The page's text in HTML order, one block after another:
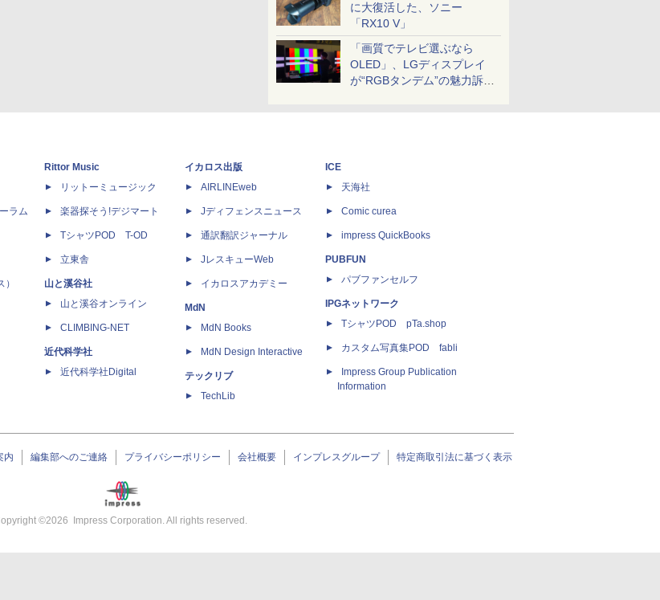
に大復活した、ソニー
「RX10 V」
「画質でテレビ選ぶなら
OLED」、LGディスプレイ
が“RGBタンデム”の魅力訴
ラム
Rittor Music
リットーミュージック
楽器探そう!デジマート
TシャツPOD T-OD
立東舎
山と溪谷社
山と溪谷オンライン
CLIMBING-NET
近代科学社
近代科学社Digital
イカロス出版
AIRLINEweb
Jディフェンスニュース
通訳翻訳ジャーナル
JレスキューWeb
イカロスアカデミー
MdN
MdN Books
MdN Design Interactive
テックリブ
TechLib
ICE
天海社
Comic curea
impress QuickBooks
PUBFUN
パブファンセルフ
IPGネットワーク
TシャツPOD pTa.shop
カスタム写真集POD fabli
Impress Group Publication
Information
内 編集部へのご連絡 プライバシーポリシー 会社概要 インプレスグループ 特定商取引法に基づく表示
©2026 Impress Corporation. All rights reserved.